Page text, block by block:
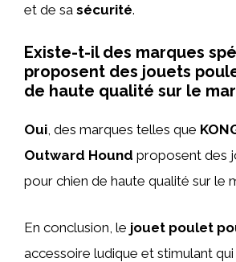
et de sa sécurité.
Existe-t-il des marques
proposent des jouets
de haute qualité sur le
Oui, des marques telles que
Outward Hound proposent des
pour chien de haute qualité sur le
En conclusion, le jouet poulet
accessoire ludique et stimulant